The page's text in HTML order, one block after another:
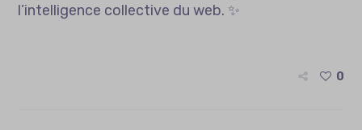
l’intelligence collective du web. ✨
0